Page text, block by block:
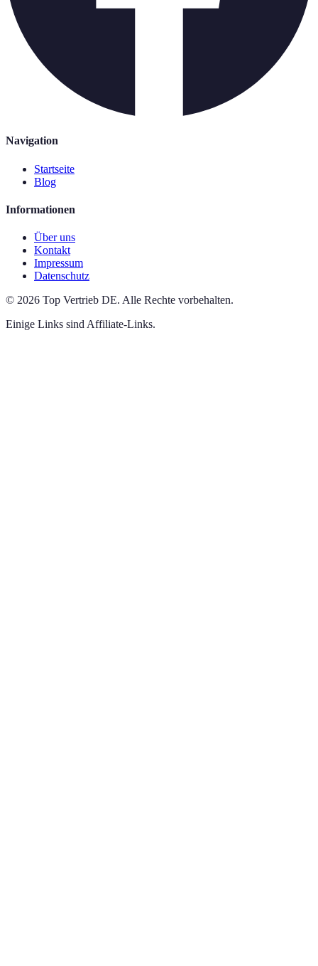
Navigation
Startseite
Blog
Informationen
Über uns
Kontakt
Impressum
Datenschutz
© 2026 Top Vertrieb DE. Alle Rechte vorbehalten.
Einige Links sind Affiliate-Links.